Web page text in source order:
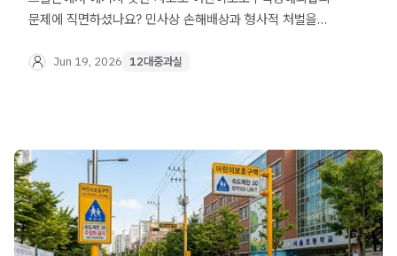
문제에 직면하셨나요? 민사상 손해배상과 형사적 처벌을
음주교통대응TF팀에서 운전자를 위한 실무적인 대처 방안을
Jun 19, 2026 12대중과실